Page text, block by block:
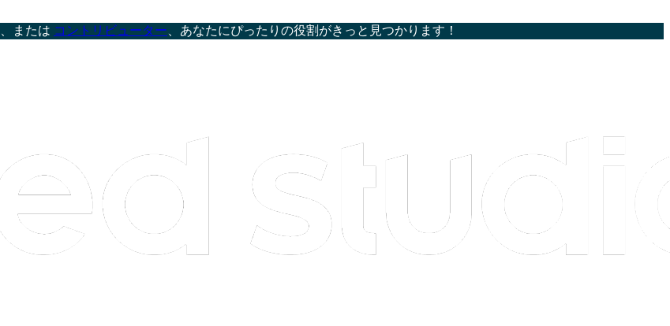
、または コントリビューター 、あなたにぴったりの役割がきっと見つかります！